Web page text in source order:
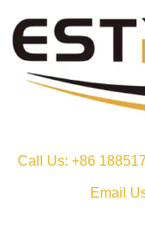
Call Us: +86
Email